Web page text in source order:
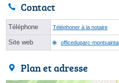
Contact
Téléphone Téléphoner à la notaire
Site web officeduparc-
Plan et adresse